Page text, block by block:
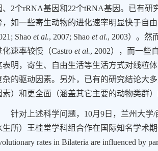
2个rRNA基因和22个tRNA基因。已有研
，如一些寄生动物的进化速率明显快于自
Shaoet al., 2007; Shaoet al., 2003） 。然
化速率较慢 （Castroet al., 2002） ，而一些
表明，寄生、自由生活等生活方式对线粒
杂的驱动因素。另外，已有的研究结论大
素）和更全面（涵盖其它主要的动物类群
针对上述科学问题， 10月 9日，兰州大学/
生所）王桂堂学科组合作在国际知名学术期
rates in Bilateria are influenced by